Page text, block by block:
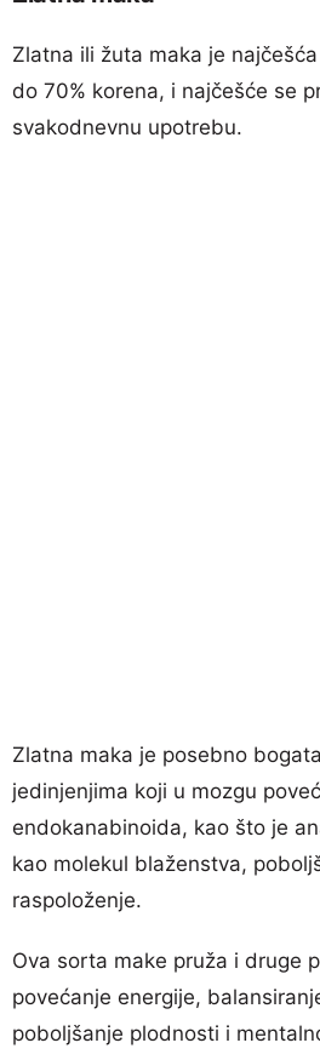
Zlatna ili žuta maka je
do 70% korena, i najčešće se
svakodnevnu upotrebu.
Zlatna maka je posebno
jedinjenjima koji u mozgu
endokanabinoida, kao što je
kao molekul blaženstva,
raspoloženje.
Ova sorta make pruža i druge
povećanje energije,
poboljšanje plodnosti i